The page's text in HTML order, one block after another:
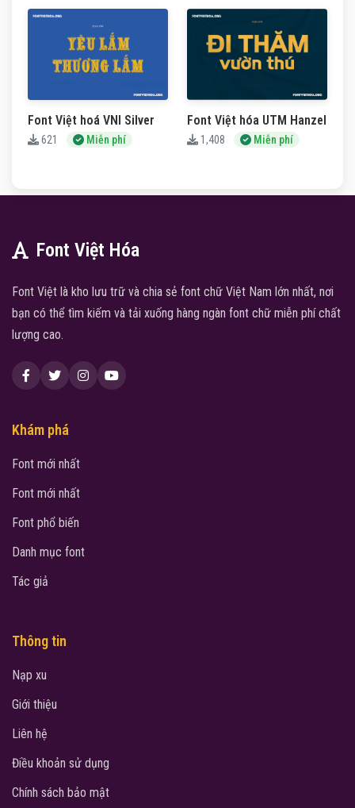
Font Việt hoá VNI Silver
621 Miễn phí
Font Việt hóa UTM Hanzel
1,408 Miễn phí
Font Việt Hóa
Font Việt là kho lưu trữ và chia sẻ font chữ Việt Nam lớn nhất, nơi
bạn có thể tìm kiếm và tải xuống hàng ngàn font chữ miễn phí chất
lượng cao.
Khám phá
Font mới nhất
Font mới nhất
Font phổ biến
Danh mục font
Tác giả
Thông tin
Nạp xu
Giới thiệu
Liên hệ
Điều khoản sử dụng
Chính sách bảo mật